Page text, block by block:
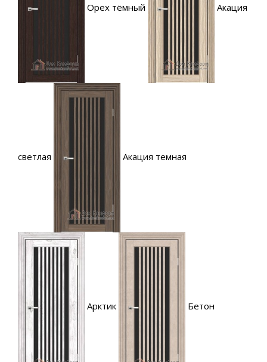
Орех тёмный Акация
светлая Акация темная
Арктик Бетон